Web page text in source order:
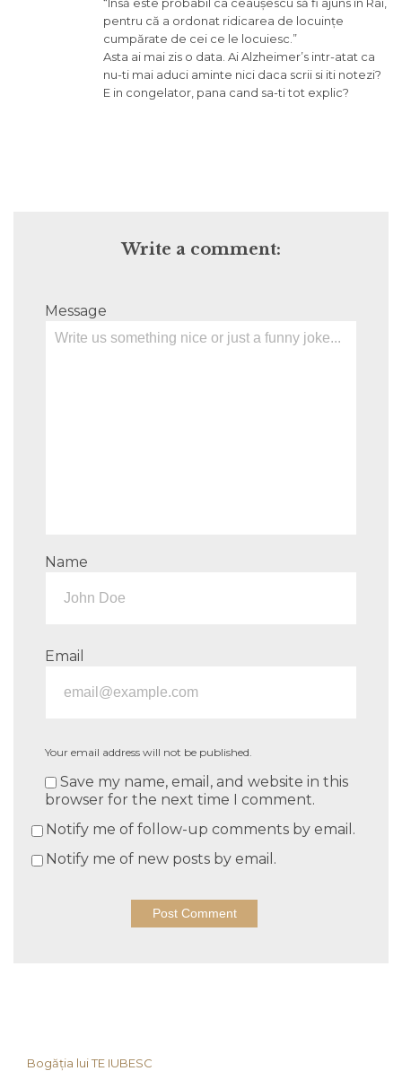
pentru că a ordonat ridicarea de locuințe
cumpărate de cei ce le locuiesc.”
Asta ai mai zis o data. Ai Alzheimer’s intr-atat ca
nu-ti mai aduci aminte nici daca scrii si iti notezi?
E in congelator, pana cand sa-ti tot explic?
Write a comment:
Message
Name
Email
Your email address will not be published.
Save my name, email, and website in this
browser for the next time I comment.
Notify me of follow-up comments by email.
Notify me of new posts by email.
Bogăția lui TE IUBESC